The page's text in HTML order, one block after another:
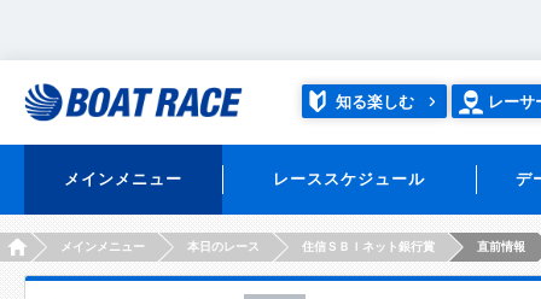
知る楽しむ レーサ
メインメニュー レーススケジュール デ
HOMEメインメニュー 本日のレース 住信ＳＢＩネット銀行賞 直前情報